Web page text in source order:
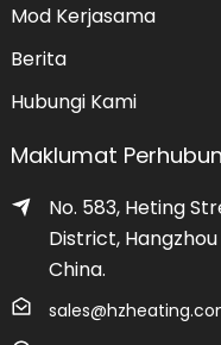
Mod Kerjasama
Berita
Hubungi Kami
Maklumat
No. 583, Heting
District,
China.